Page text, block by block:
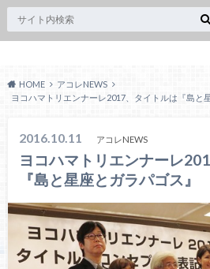
HOME
アコレNEWS
ヨコハマトリエンナーレ2017、タイトルは『島と
2016.10.11 アコレNEWS
ヨコハマトリエンナーレ
『島と星座とガラパゴス』